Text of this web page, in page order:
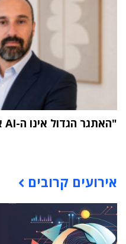
"האתגר הגדול אינו ה-AI אלא הטמעתה בארגון"
אירועים קרובים